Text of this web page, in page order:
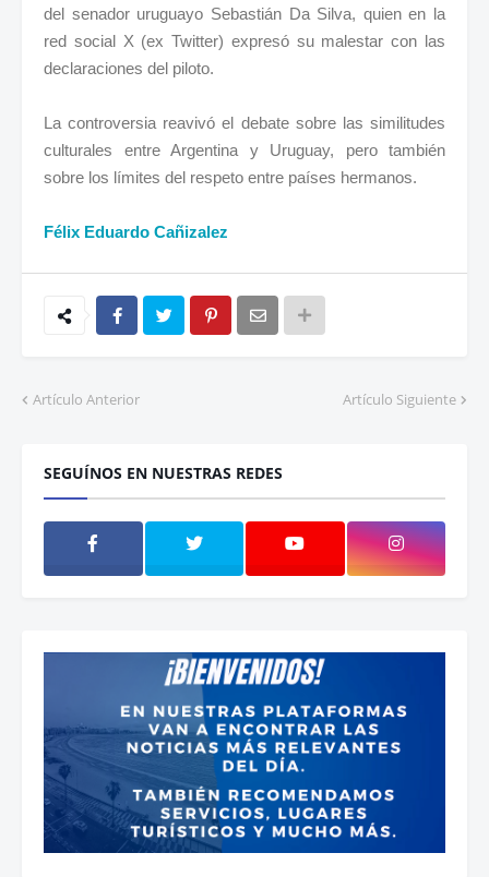
del senador uruguayo Sebastián Da Silva, quien en la
red social X (ex Twitter) expresó su malestar con las
declaraciones del piloto.
La controversia reavivó el debate sobre las similitudes
culturales entre Argentina y Uruguay, pero también
sobre los límites del respeto entre países hermanos.
Félix Eduardo Cañizalez
Artículo Anterior Artículo Siguiente
SEGUÍNOS EN NUESTRAS REDES